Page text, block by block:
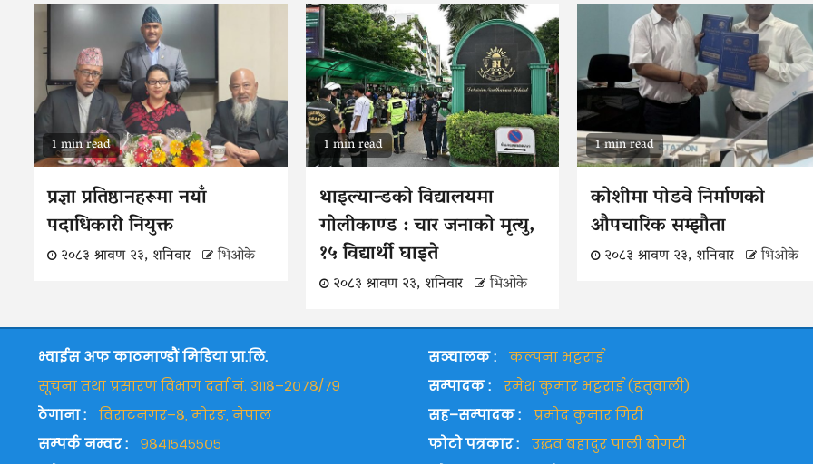
1 min read
प्रज्ञा प्रतिष्ठानहरूमा नयाँ
पदाधिकारी नियुक्त
२०८३ श्रावण २३, शनिवार भिओके
1 min read
थाइल्यान्डको विद्यालयमा
गोलीकाण्ड : चार जनाको मृत्यु,
१५ विद्यार्थी घाइते
२०८३ श्रावण २३, शनिवार भिओके
1 min read
कोशीमा पोडवे निर्माणको
औपचारिक सम्झौता
२०८३ श्रावण २३, शनिवार भिओके
भ्वाईस अफ काठमाण्डौं मिडिया प्रा.लि.
सूचना तथा प्रसारण विभाग दर्ता नं. ३११८–२०७८/७९
ठेगाना :
विराटनगर–८, मोरङ, नेपाल
सम्पर्क नम्वर :
९८४१५४५५०५
सञ्चालक :
कल्पना भट्टराई
सम्पादक :
रमेश कुमार भट्टराई (हतुवाली)
सह–सम्पादक :
प्रमोद कुमार गिरी
फोटो पत्रकार :
उद्धव बहादुर पाली बोगटी